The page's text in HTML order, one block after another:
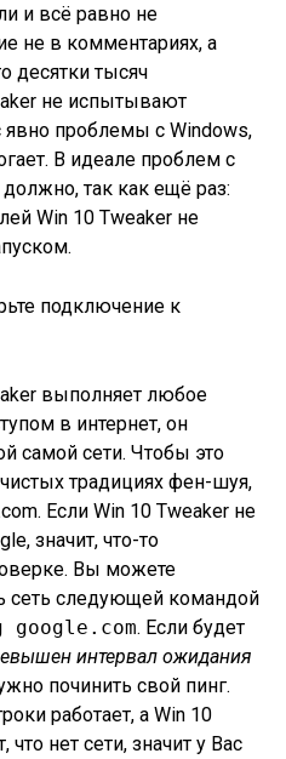
и всё равно не
не в комментариях, а
десятки тысяч
не испытывают
явно проблемы с Windows,
В идеале проблем с
так как ещё раз:
Win 10 Tweaker не
подключение к
выполняет любое
в интернет, он
самой сети. Чтобы это
традициях фен-шуя,
Если Win 10 Tweaker не
значит, что-то
Вы можете
сеть следующей командой
google.com. Если будет
интервал ожидания
починить свой пинг.
работает, а Win 10
нет сети, значит у Вас